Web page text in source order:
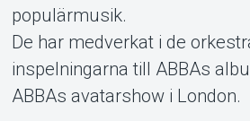
populärmusik.
De har medverkat i de
inspelningarna till ABBAs
ABBAs avatarshow i London.